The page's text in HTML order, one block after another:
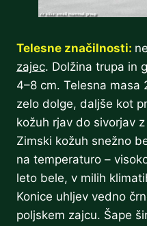
Telesne značilnosti:
zajec. Dolžina trupa in
4–8 cm. Telesna masa
zelo dolge, daljše kot
kožuh rjav do sivorjav
Zimski kožuh snežno
na temperaturo –
leto bele, v milih
Konice uhljev vedno
poljskem zajcu. Šape